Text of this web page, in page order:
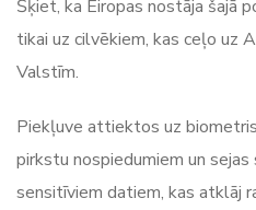
Šķiet, ka Eiropas nostāja šajā
tikai uz cilvēkiem, kas ceļo uz
Valstīm.
Piekļuve attiektos uz
pirkstu nospiedumiem un sejas
sensitīviem datiem, kas atklāj